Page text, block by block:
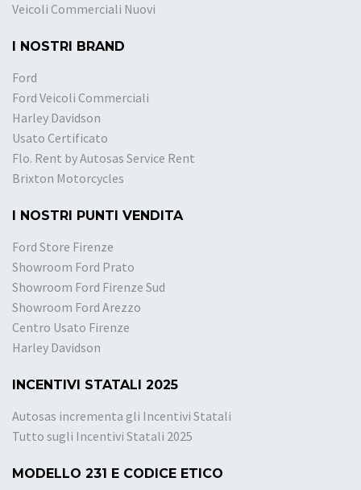
Veicoli Commerciali Nuovi
I NOSTRI BRAND
Ford
Ford Veicoli Commerciali
Harley Davidson
Usato Certificato
Flo. Rent by Autosas Service Rent
Brixton Motorcycles
I NOSTRI PUNTI VENDITA
Ford Store Firenze
Showroom Ford Prato
Showroom Ford Firenze Sud
Showroom Ford Arezzo
Centro Usato Firenze
Harley Davidson
INCENTIVI STATALI 2025
Autosas incrementa gli Incentivi Statali
Tutto sugli Incentivi Statali 2025
MODELLO 231 E CODICE ETICO